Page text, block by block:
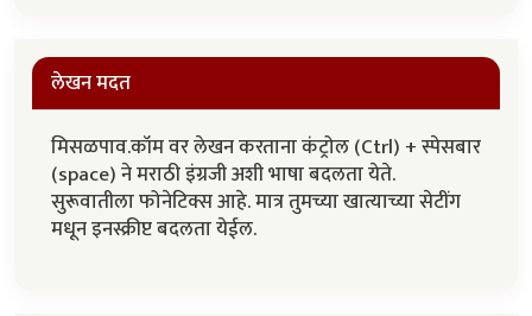
लेखन मदत
मिसळपाव.कॉम वर लेखन करताना कंट्रोल (Ctrl) + स्पेसबार
(space) ने मराठी इंग्रजी अशी भाषा बदलता येते.
सुरूवातीला फोनेटिक्स आहे. मात्र तुमच्या खात्याच्या सेटींग
मधून इनस्क्रीप्ट बदलता येईल.